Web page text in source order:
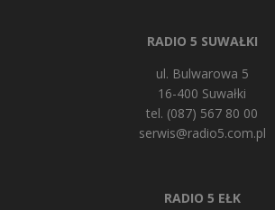
RADIO 5 SUWAŁKI
ul. Bulwarowa 5
16-400 Suwałki
tel. (087) 567 80 00
serwis@radio5.com.pl
RADIO 5 EŁK